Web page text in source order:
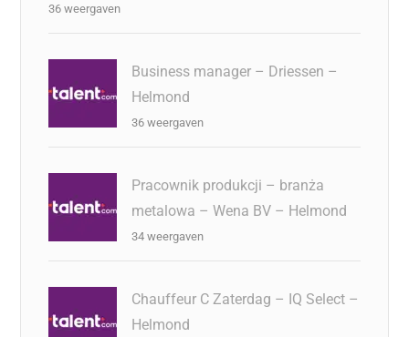
36 weergaven
Business manager – Driessen –
Helmond
36 weergaven
Pracownik produkcji – branża
metalowa – Wena BV – Helmond
34 weergaven
Chauffeur C Zaterdag – IQ Select –
Helmond